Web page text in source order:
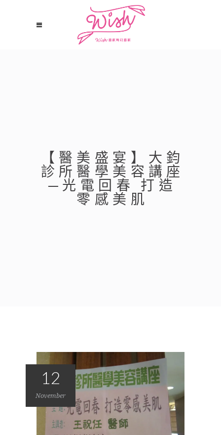
【醫美盛宴】大鈞
診所醫學美容講座
─光電回春 打造
零感美肌
12
November